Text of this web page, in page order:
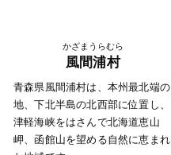
かざまうらむら
風間浦村
青森県風間浦村は、本州最北端の
地、下北半島の北西部に位置し、
津軽海峡をはさんで北海道恵山
岬、函館山を望める自然に恵まれ